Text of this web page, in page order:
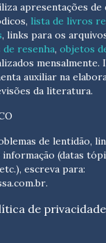
apresentações
lista de livros
, links para os
resenha, objetos
mensalmente.
auxiliar na
da literatura.
de lentidão,
(datas
.
de privacidade